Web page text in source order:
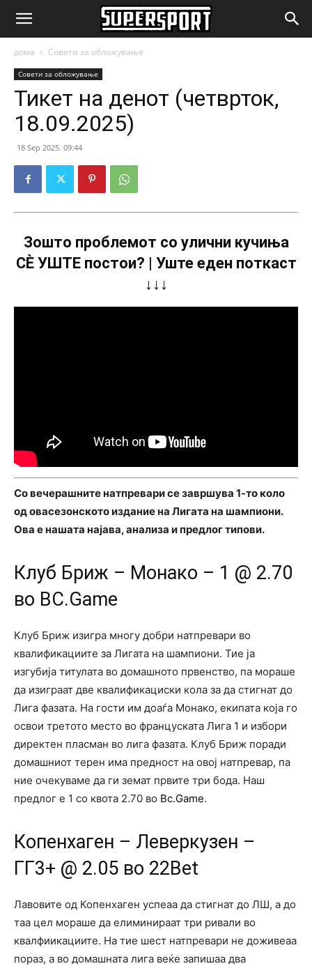
SuperSport.mk
дома Совети за обложување
Совети за обложување
Тикет на денот (четврток,
18.09.2025)
18 Sep 2025. 09:44
Зошто проблемот со улични кучиња
СÈ УШТЕ постои? | Уште еден поткаст
↓↓↓
Со вечерашните натпревари се завршува 1-то коло
од овасезонското издание на Лигата на шампиони.
Ова е нашата најава, анализа и предлог типови.
Клуб Бриж – Монако – 1 @ 2.70
во BC.Game
Клуб Бриж изигра многу добри натпревари во
квалификациите за Лигата на шампиони. Тие ја
изгубија титулата во домашното првенство, па мораше
да изиграат две квалификациски кола за да стигнат до
Лига фазата. На гости им доаѓа Монако, екипата која го
освои третото место во француската Лига 1 и избори
директен пласман во лига фазата. Клуб Бриж поради
домашниот терен има предност на овој натпревар, па
ние очекуваме да ги земат првите три бода. Наш
предлог е 1 со квота 2.70 во Bc.Game.
Копенхаген – Леверкузен –
ГГ3+ @ 2.05 во 22Bet
Лавовите од Копенхаген успеаа да стигнат до ЛШ, а до
таа цел мораше да елиминираат три ривали во
квалфиикациите. На тие шест натпревари не доживеаа
пораз, а во домашната лига веќе запишаа два